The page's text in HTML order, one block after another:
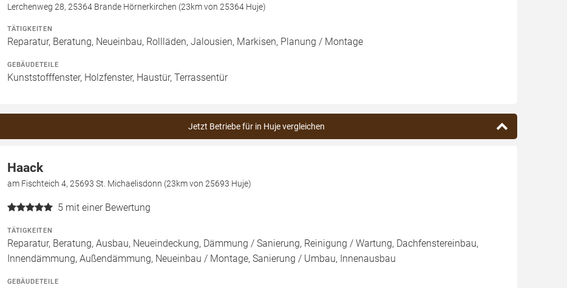
Lerchenweg 28, 25364 Brande Hörnerkirchen (23km von 25364 Huje)
TÄTIGKEITEN
Reparatur, Beratung, Neueinbau, Rollläden, Jalousien, Markisen, Planung / Montage
GEBÄUDETEILE
Kunststofffenster, Holzfenster, Haustür, Terrassentür
Jetzt Betriebe für in Huje vergleichen
Haack
am Fischteich 4, 25693 St. Michaelisdonn (23km von 25693 Huje)
5 mit einer Bewertung
TÄTIGKEITEN
Reparatur, Beratung, Ausbau, Neueindeckung, Dämmung / Sanierung, Reinigung / Wartung, Dachfenstereinbau,
Innendämmung, Außendämmung, Neueinbau / Montage, Sanierung / Umbau, Innenausbau
GEBÄUDETEILE